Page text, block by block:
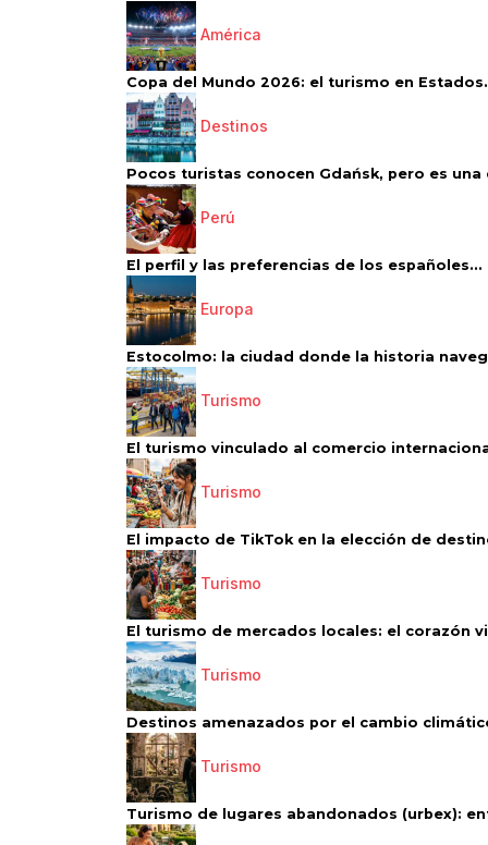
América
Copa del Mundo 2026: el turismo en
Destinos
Pocos turistas conocen Gdańsk, pero es una
Perú
El perfil y las preferencias de los españoles...
Europa
Estocolmo: la ciudad donde la historia
Turismo
El turismo vinculado al comercio
Turismo
El impacto de TikTok en la elección de
Turismo
El turismo de mercados locales: el corazón
Turismo
Destinos amenazados por el cambio
Turismo
Turismo de lugares abandonados (urbex):